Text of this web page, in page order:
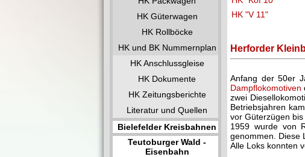
HK Güterwagen
HK Rollböcke
HK und BK Nummernplan
HK Anschlussgleise
HK Dokumente
HK Zeitungsberichte
Literatur und Quellen
Bielefelder Kreisbahnen
Teutoburger Wald -
Eisenbahn
HK "V 11"
Herforder
Anfang der 50er
Dampflokomotiven
zwei
Betriebsjahren
vor Güterzügen bis
1959 wurde von
genommen. Diese
Alle Loks konnten